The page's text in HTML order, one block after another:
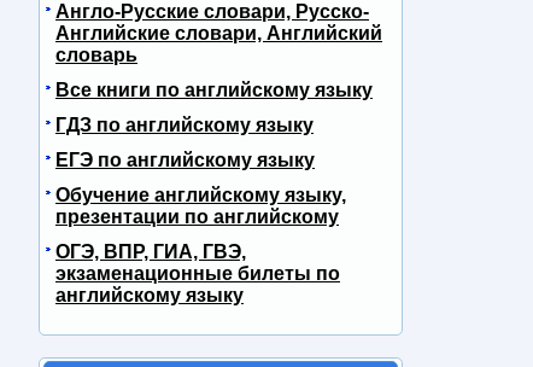
Англо-Русские словари, Русско-
Английские словари, Английский
словарь
Все книги по английскому языку
ГДЗ по английскому языку
ЕГЭ по английскому языку
Обучение английскому языку,
презентации по английскому
ОГЭ, ВПР, ГИА, ГВЭ,
экзаменационные билеты по
английскому языку